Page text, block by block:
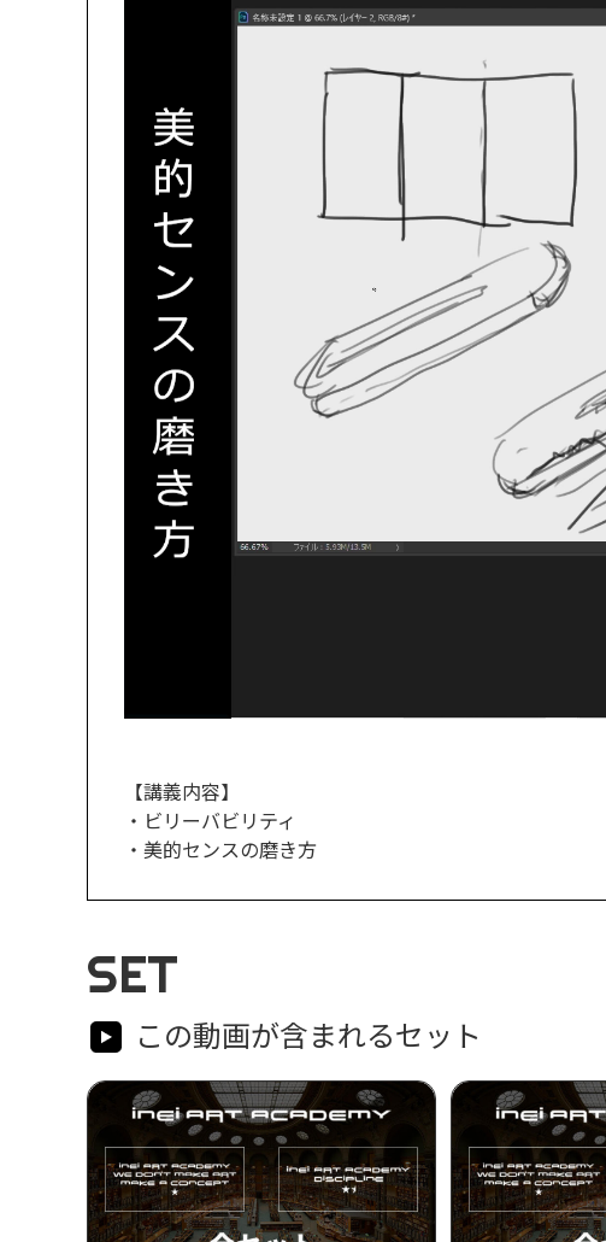
【講義内容】
・ビリーバビリティ
・美的センスの磨き方
SET
この動画が含まれるセット